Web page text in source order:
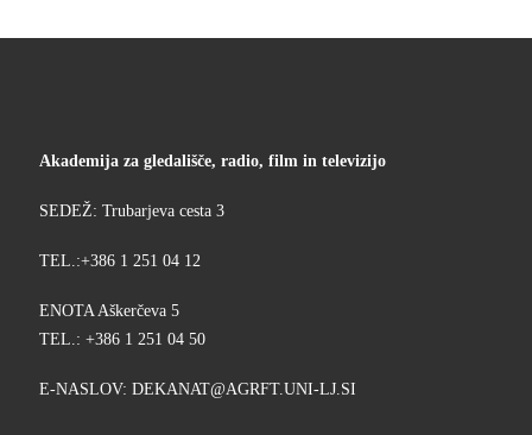
Akademija za gledališče, radio, film in televizijo
SEDEŽ: Trubarjeva cesta 3
TEL.:+386 1 251 04 12
ENOTA Aškerčeva 5
TEL.: +386 1 251 04 50
E-NASLOV: IS.JL
-INU.
TFRGA
@TANA
KED